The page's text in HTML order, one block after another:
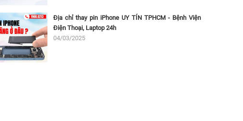
Địa chỉ thay pin iPhone UY TÍN TPHCM - Bệnh Viện
Điện Thoại, Laptop 24h
04/03/2025